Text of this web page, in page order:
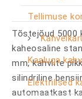
Tellimuse
Kaaluga
Elektrilised
Tõstejõud 5000
kaheosaline
mm, kahvlite
silindriline
automaatkast